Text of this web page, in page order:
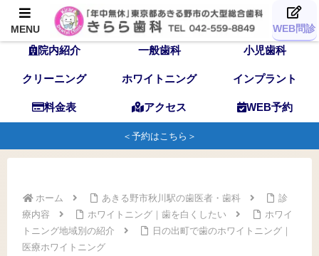
TOP 歯科医師 スタッフ
院内紹介 一般歯科 小児歯科
クリーニング ホワイトニング インプラント
料金表 アクセス WEB予約
＜予約はこちら＞
ホーム あきる野市秋川駅の歯医者・歯科
診
療内容
ホワイトニング｜歯を白くしたい
ホワイ
トニング地域別の紹介
日の出町で歯のホワイトニング｜
医療ホワイトニング
MENU WEB問診